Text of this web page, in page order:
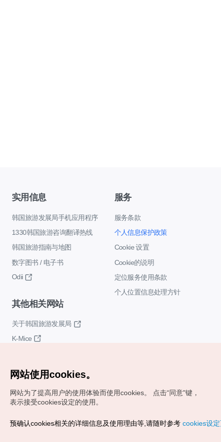
实用信息
韩国旅游发展局手机应用程序
1330韩国旅游咨询翻译热线
韩国旅游指南与地图
数字图书 / 电子书
Odii
服务
服务条款
个人信息保护政策
Cookie 设置
Cookie的说明
定位服务使用条款
个人位置信息处理方针
其他相关网站
关于韩国旅游发展局
K-Mice
Copyrights (c) 韩国旅游发展局版权所有
网站使用cookies。
网站为了提高用户的使用体验而使用cookies。
点击“同意"键，
表示接受cookies设定的使用。
预确认cookies相关的详细信息及使用理由等,请随时参考 cookies设